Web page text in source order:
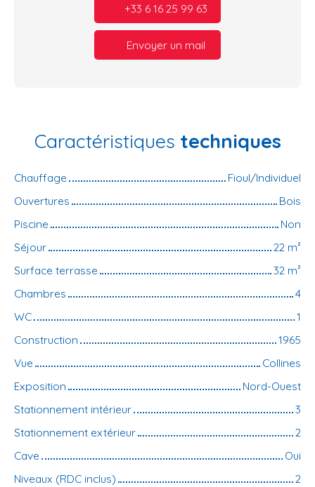
+33 6 16 25 99 63
Envoyer un mail
Caractéristiques techniques
Chauffage
Fioul/Individuel
Ouvertures
Bois
Piscine
Non
Séjour
22 m²
Surface terrasse
32 m²
Chambres
4
WC
1
Construction
1965
Vue
Collines
Exposition
Nord-Ouest
Stationnement intérieur
3
Stationnement extérieur
2
Cave
Oui
Niveaux (RDC inclus)
2